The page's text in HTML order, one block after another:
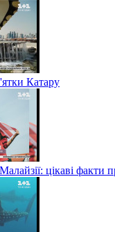
Катару
цікаві факти